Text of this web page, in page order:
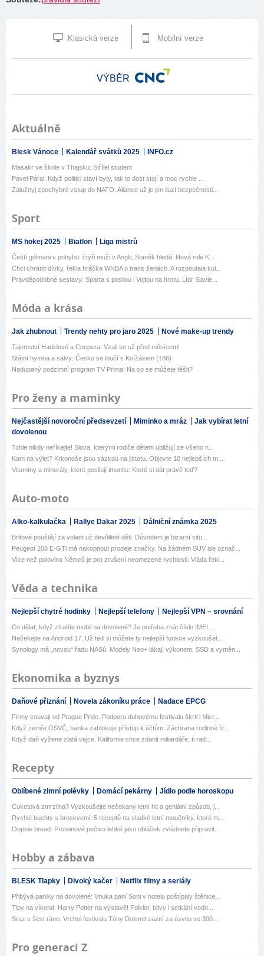
Klasická verze Mobilní verze
VÝBĚR
Aktuálně
Blesk Vánoce Kalendář svátků 2025 INFO.cz
Masakr ve škole v Thajsku: Střílel student
Pavel Páral: Když politici staví byty, tak to dost stojí a moc rychle ...
Zalužnyj zpochybnil vstup do NATO. Aliance už je jen iluzí bezpečnosti...
Sport
MS hokej 2025 Biatlon Liga mistrů
Čeští gólmani v pohybu: čtyři muži v Anglii, Staněk hledá. Nová role K...
Chci chránit dívky, řekla hráčka WNBA o trans ženách. A rozpoutala kul...
Pravděpodobné sestavy: Sparta s posilou i Vojtou na hrotu. Lídr Slavie...
Móda a krása
Jak zhubnout Trendy nehty pro jaro 2025 Nové make-up trendy
Tajemství Hadidové a Coopera: Vzali se už před měsícem!
Státní hymna a salvy: Česko se loučí s Knížákem (†86)
Nadupaný podzimní program TV Prima! Na co se můžete těšit?
Pro ženy a maminky
Nejčastější novoroční předsevzetí Miminko a mráz
Jak vybírat letní
dovolenou
Tohle nikdy neříkejte! Slova, kterými rodiče dětem ubližují ze všeho n...
Kam na výlet? Krkonoše jsou sázkou na jistotu. Objevte 10 nejlepších m...
Vitamíny a minerály, které posilují imunitu: Které si dát právě teď?
Auto-moto
Alko-kalkulačka Rallye Dakar 2025 Dálniční známka 2025
Britové pouštějí za volant už devítileté děti. Důvodem je bizarní situ...
Peugeot 208 E-GTi má nakopnout prodeje značky. Na žádném SUV ale označ...
Více než polovina Němců je pro zrušení neomezené rychlosti. Vláda řekl...
Věda a technika
Nejlepší chytré hodinky Nejlepší telefony Nejlepší VPN – srovnání
Co dělat, když ztratíte mobil na dovolené? Je potřeba znát číslo IMEI ...
Nečekejte na Android 17. Už teď si můžete ty nejlepší funkce vyzkoušet...
Synology má „novou“ řadu NASů. Modely Neo+ lákají výkonem, SSD a vyměn...
Ekonomika a byznys
Daňové přiznání Novela zákoníku práce Nadace EPCG
Firmy couvají od Prague Pride. Podporu duhovému festivalu škrtl i Micr...
Když zemře OSVČ, banka zablokuje přístup k účtům. Záchrana rodinné fir...
Když daň vyžene zlatá vejce. Kalifornie chce zdanit miliardáře, ti rad...
Recepty
Oblíbené zimní polévky Domácí pekárny Jídlo podle horoskopu
Cuketová zmrzlina? Vyzkoušejte nečekaný letní hit a geniální způsob, j...
Rychlé buchty s broskvemi: 5 receptů na sladké letní moučníky, které m...
Oopsie bread: Proteinové pečivo lehké jako obláček zvládnete připravit...
Hobby a zábava
BLESK Tlapky Divoký kačer Netflix filmy a seriály
Přibývá paniky na dovolené: Vnuka paní Soni v hotelu poštípaly štěnice...
Tipy na víkend: Harry Potter na výstavě! Folklor, bitvy i setkání vodn...
Sraz v šest ráno. Vrchol festivalu Tóny Dolomit zazní za úsvitu ve 300...
Pro generaci Z